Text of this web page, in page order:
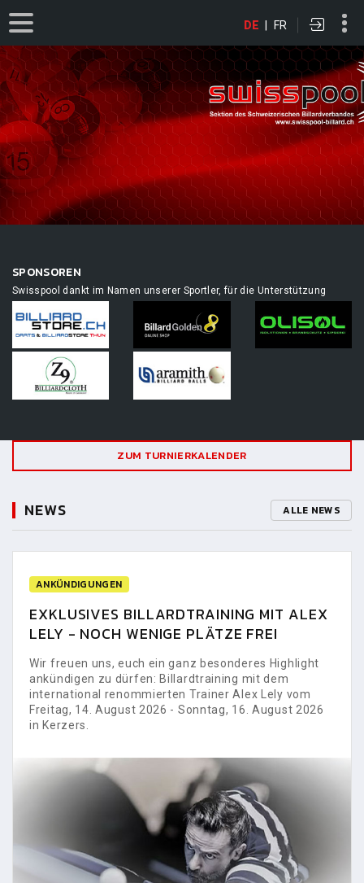
DE | FR
SPONSOREN
Swisspool dankt im Namen unserer Sportler, für die Unterstützung
ZUM TURNIERKALENDER
NEWS ALLE NEWS
ANKÜNDIGUNGEN
EXKLUSIVES BILLARDTRAINING MIT ALEX
LELY - NOCH WENIGE PLÄTZE FREI
Wir freuen uns, euch ein ganz besonderes Highlight
ankündigen zu dürfen: Billardtraining mit dem
international renommierten Trainer Alex Lely vom
Freitag, 14. August 2026 - Sonntag, 16. August 2026
in Kerzers.